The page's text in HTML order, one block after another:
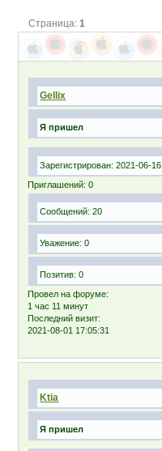
Страница: 1
Gellix
Я пришел
Зарегистрирован: 2021-06-16
Приглашений: 0
Сообщений: 20
Уважение: 0
Позитив: 0
Провел на форуме:
1 час 11 минут
Последний визит:
2021-08-01 17:05:31
Ktia
Я пришел